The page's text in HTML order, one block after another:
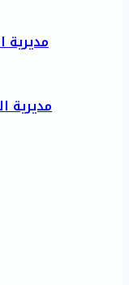
مديرية
مديرية